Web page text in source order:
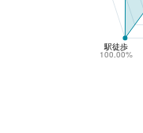
駅徒歩
100.00%